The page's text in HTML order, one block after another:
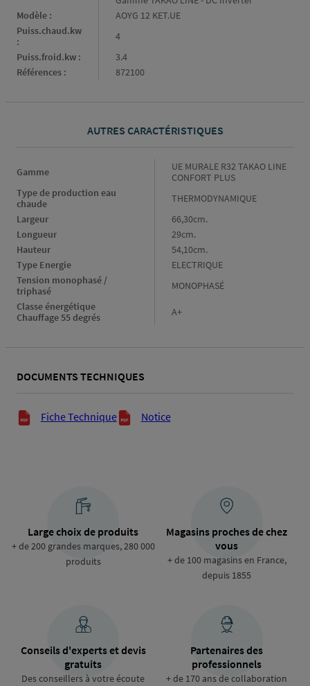
Modèle :
AOYG 12 KET.UE
Puiss.chaud.kw
:
4
Puiss.froid.kw :
3.4
Références :
872100
AUTRES CARACTÉRISTIQUES
Gamme Gamme
UE MURALE R32 TAKAO LINE
CONFORT PLUS
Type de production eau
chaude
Type
production
eau
THERMODYNAMIQUE
Largeur
Largeur
66,30cm.
Longueur
Longueur
29cm.
Hauteur
Hauteur
54,10cm.
Type Energie
Type
ELECTRIQUE
Tension monophasé /
triphasé
Tension
/
triphasé
MONOPHASÉ
Classe énergétique
Chauffage 55 degrés
Classe
A+
DOCUMENTS TECHNIQUES
Documents techniques
Fiche Technique Notice
Large choix de produits
+ de 200 grandes marques, 280 000
produits
Magasins proches de chez
vous
+ de 100 magasins en France,
depuis 1855
Conseils d'experts et devis
gratuits
Des conseillers à votre écoute
Partenaires des
professionnels
+ de 170 ans de collaboration